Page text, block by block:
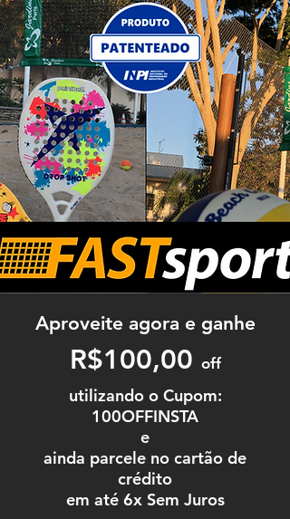
Aproveite agora e ganhe
R$100,00 off
utilizando o Cupom:
100OFFINSTA
e
ainda parcele no cartão de
crédito
em até 6x Sem Juros